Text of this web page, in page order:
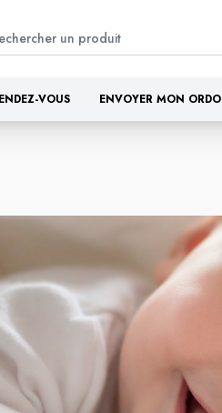
VOUS ENVOYER MON ORDO